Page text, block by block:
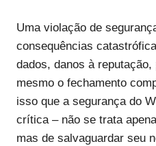
Uma violação de
consequências
dados, danos à
mesmo o fechamento
isso que a segurança do
crítica – não se trata
mas de salvaguardar seu